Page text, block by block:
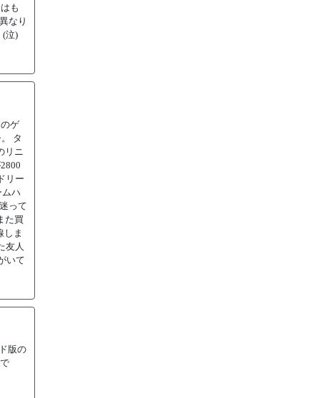
も
なり
(泣)
ゲ
タ
リニ
リー
ハ
って
た買
しま
友人
いて
版の